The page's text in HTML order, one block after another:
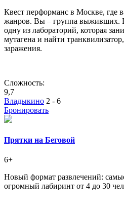
Квест перформанс в Москве, где
жанров. Вы – группа выживших.
одну из лабораторий, которая
мутагена и найти
заражения.
Сложность:
9,7
Владыкино 2 - 6
Бронировать
Прятки на Беговой
6+
Новый формат развлечений:
огромный лабиринт от 4 до 30